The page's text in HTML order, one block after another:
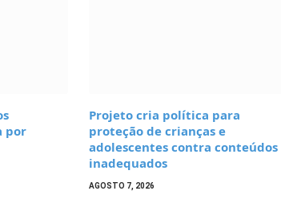
por
Projeto cria política para
proteção de crianças e
adolescentes contra conteúdos
inadequados
AGOSTO 7, 2026